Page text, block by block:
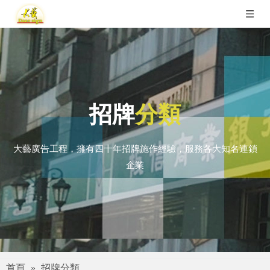
招牌分類
大藝廣告工程，擁有四十年招牌施作經驗，服務各大知名連鎖
企業
首頁 » 招牌分類